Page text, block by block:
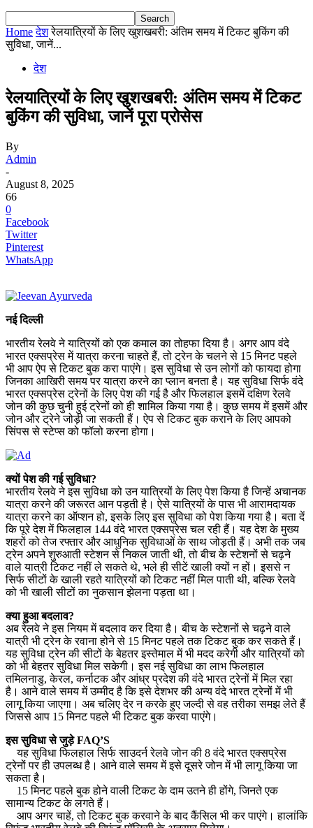
Home देश रेलयात्रियों के लिए खुशखबरी: अंतिम समय में टिकट बुकिंग की
सुविधा, जानें...
देश
रेलयात्रियों के लिए खुशखबरी: अंतिम समय में टिकट
बुकिंग की सुविधा, जानें पूरा प्रोसेस
By
Admin
-
August 8, 2025
66
0
Facebook
Twitter
Pinterest
WhatsApp
नई दिल्ली
भारतीय रेलवे ने यात्रियों को एक कमाल का तोहफा दिया है। अगर आप वंदे
भारत एक्सप्रेस में यात्रा करना चाहते हैं, तो ट्रेन के चलने से 15 मिनट पहले
भी आप ऐप से टिकट बुक करा पाएंगे। इस सुविधा से उन लोगों को फायदा होगा
जिनका आखिरी समय पर यात्रा करने का प्लान बनता है। यह सुविधा सिर्फ वंदे
भारत एक्सप्रेस ट्रेनों के लिए पेश की गई है और फिलहाल इसमें दक्षिण रेलवे
जोन की कुछ चुनी हुई ट्रेनों को ही शामिल किया गया है। कुछ समय में इसमें और
जोन और ट्रेने जोड़ी जा सकती हैं। ऐप से टिकट बुक कराने के लिए आपको
सिंपस से स्टेप्स को फॉलो करना होगा।
क्यों पेश की गई सुविधा?
भारतीय रेलवे ने इस सुविधा को उन यात्रियों के लिए पेश किया है जिन्हें अचानक
यात्रा करने की जरूरत आन पड़ती है। ऐसे यात्रियों के पास भी आरामदायक
यात्रा करने का ऑप्शन हो, इसके लिए इस सुविधा को पेश किया गया है। बता दें
कि पूरे देश में फिलहाल 144 वंदे भारत एक्सप्रेस चल रही हैं। यह देश के मुख्य
शहरों को तेज रफ्तार और आधुनिक सुविधाओं के साथ जोड़ती हैं। अभी तक जब
ट्रेन अपने शुरुआती स्टेशन से निकल जाती थी, तो बीच के स्टेशनों से चढ़ने
वाले यात्री टिकट नहीं ले सकते थे, भले ही सीटें खाली क्यों न हों। इससे न
सिर्फ सीटों के खाली रहते यात्रियों को टिकट नहीं मिल पाती थी, बल्कि रेलवे
को भी खाली सीटों का नुकसान झेलना पड़ता था।
क्या हुआ बदलाव?
अब रेलवे ने इस नियम में बदलाव कर दिया है। बीच के स्टेशनों से चढ़ने वाले
यात्री भी ट्रेन के रवाना होने से 15 मिनट पहले तक टिकट बुक कर सकते हैं।
यह सुविधा ट्रेन की सीटों के बेहतर इस्तेमाल में भी मदद करेगी और यात्रियों को
को भी बेहतर सुविधा मिल सकेगी। इस नई सुविधा का लाभ फिलहाल
तमिलनाडु, केरल, कर्नाटक और आंध्र प्रदेश की वंदे भारत ट्रेनों में मिल रहा
है। आने वाले समय में उम्मीद है कि इसे देशभर की अन्य वंदे भारत ट्रेनों में भी
लागू किया जाएगा। अब चलिए देर न करके हुए जल्दी से वह तरीका समझ लेते हैं
जिससे आप 15 मिनट पहले भी टिकट बुक करवा पाएंगे।
इस सुविधा से जुड़े FAQ’S
यह सुविधा फिलहाल सिर्फ साउदर्न रेलवे जोन की 8 वंदे भारत एक्सप्रेस
ट्रेनों पर ही उपलब्ध है। आने वाले समय में इसे दूसरे जोन में भी लागू किया जा
सकता है।
15 मिनट पहले बुक होने वाली टिकट के दाम उतने ही होंगे, जिनते एक
सामान्य टिकट के लगते हैं।
आप अगर चाहें, तो टिकट बुक करवाने के बाद कैंसिल भी कर पाएंगे। हालांकि